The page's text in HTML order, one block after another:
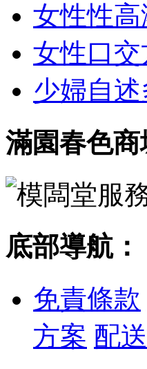
女性性
女性口
少婦自
滿園春色
底部導航：
免責條款
方案 配